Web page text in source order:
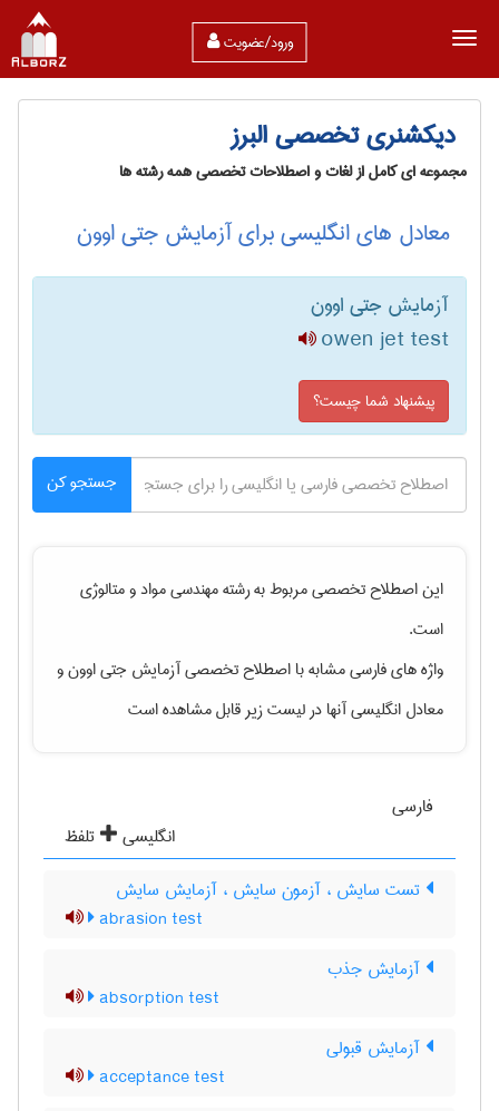
ورود/عضویت
دیکشنری تخصصی البرز
مجموعه ای کامل از لغات و اصطلاحات تخصصی همه رشته ها
معادل های انگلیسی برای آزمایش جتی اوون
آزمایش جتی اوون
owen jet test
پیشنهاد شما چیست؟
جستجو کن
این اصطلاح تخصصی مربوط به رشتهمهندسی مواد و متالوژی
است.
واژه های فارسی مشابه با اصطلاح تخصصیآزمایش جتی اوونو
معادل انگلیسی آنها در لیست زیر قابل مشاهده است
فارسی
انگلیسی
تلفظ
تست سایش ، آزمون سایش ، آزمایش سایش
abrasion test
آزمایش جذب
absorption test
آزمایش قبولی
acceptance test